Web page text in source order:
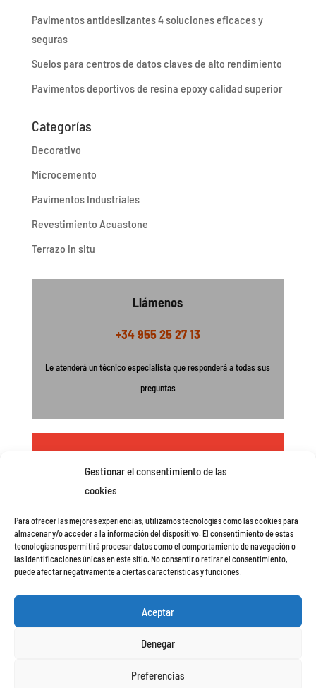
Gestionar el consentimiento de las
cookies
Para ofrecer las mejores experiencias, utilizamos tecnologías como las cookies para
almacenar y/o acceder a la información del dispositivo. El consentimiento de estas
tecnologías nos permitirá procesar datos como el comportamiento de navegación o
las identificaciones únicas en este sitio. No consentir o retirar el consentimiento,
puede afectar negativamente a ciertas características y funciones.
Aceptar
Denegar
Preferencias
Pavimentos antideslizantes 4 soluciones eficaces y
seguras
Suelos para centros de datos claves de alto rendimiento
Pavimentos deportivos de resina epoxy calidad superior
Categorías
Decorativo
Microcemento
Pavimentos Industriales
Revestimiento Acuastone
Terrazo in situ
Llámenos
+34 955 25 27 13
Le atenderá un técnico especialista que responderá a todas sus
preguntas
Resolvemos las patologías de su pavimento
Nuestro Departamento de Ingeniería estudiará su
Política de privacidad y Aviso legal
Política de cookies (UE)